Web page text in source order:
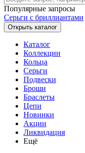
Популярные запросы
Серьги с бриллиантами
Открыть каталог
Каталог
Коллекции
Кольца
Серьги
Подвески
Броши
Браслеты
Цепи
Новинки
Акции
Ликвидация
Ещё